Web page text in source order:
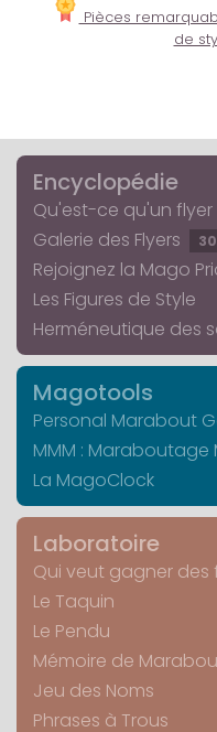
Pièces
de
Encyclopédie
Qu'est-ce qu'un
Galerie des Flyers
Rejoignez la Mago
Les Figures de Style
Herméneutique des
Magotools
Personal Marabout
MMM :
La MagoClock
Laboratoire
Qui veut gagner des
Le Taquin
Le Pendu
Mémoire de
Jeu des Noms
Phrases à Trous